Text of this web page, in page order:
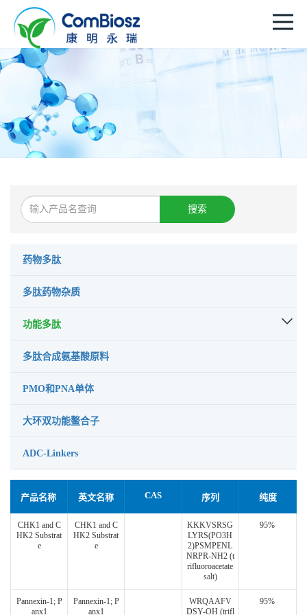
搜索
药物多肽
多肽药物杂质
功能多肽
多肽合成氨基酸原料
PMO和PNA单体
大环双功能鳌合子
ADC-Linkers
产品名称 英文名称 CAS 序列 纯度
CHK1 and C
HK2 Substrat
e
CHK1 and C
HK2 Substrat
e
KKKVSRSG
LYRS(PO3H
2)PSMPENL
NRPR-NH2 (t
rifluoroacetate
salt)
95%
Pannexin-1; P
anx1
Pannexin-1; P
anx1
WRQAAFV
DSY-OH (trifl
95%